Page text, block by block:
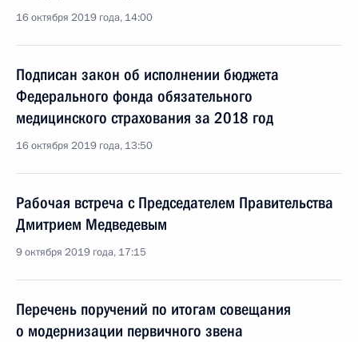
16 октября 2019 года, 14:00
Подписан закон об исполнении бюджета
Федерального фонда обязательного
медицинского страхования за 2018 год
16 октября 2019 года, 13:50
Рабочая встреча с Председателем Правительства
Дмитрием Медведевым
9 октября 2019 года, 17:15
Перечень поручений по итогам совещания
о модернизации первичного звена